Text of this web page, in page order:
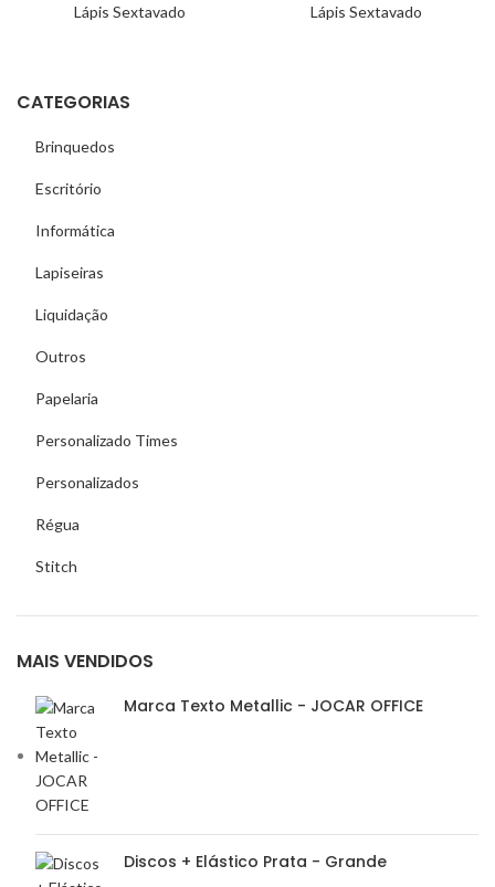
CATEGORIAS
Brinquedos
Escritório
Informática
Lapiseiras
Liquidação
Outros
Papelaria
Personalizado Times
Personalizados
Régua
Stitch
MAIS VENDIDOS
Marca Texto Metallic - JOCAR OFFICE
Discos + Elástico Prata - Grande
Lápis Sextavado
Lápis Sextavado